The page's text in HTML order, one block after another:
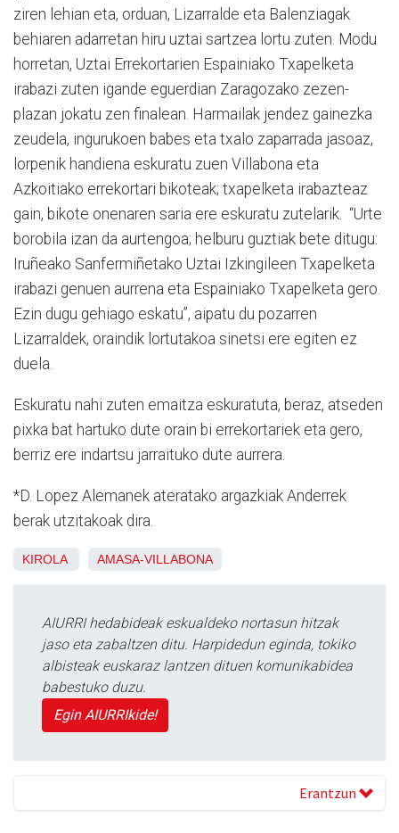
ziren lehian eta, orduan, Lizarralde eta Balenziagak
behiaren adarretan hiru uztai sartzea lortu zuten. Modu
horretan, Uztai Errekortarien Espainiako Txapelketa
irabazi zuten igande eguerdian Zaragozako zezen-
plazan jokatu zen finalean. Harmailak jendez gainezka
zeudela, ingurukoen babes eta txalo zaparrada jasoaz,
lorpenik handiena eskuratu zuen Villabona eta
Azkoitiako errekortari bikoteak; txapelketa irabazteaz
gain, bikote onenaren saria ere eskuratu zutelarik. “Urte
borobila izan da aurtengoa; helburu guztiak bete ditugu:
Iruñeako Sanfermiñetako Uztai Izkingileen Txapelketa
irabazi genuen aurrena eta Espainiako Txapelketa gero.
Ezin dugu gehiago eskatu”, aipatu du pozarren
Lizarraldek, oraindik lortutakoa sinetsi ere egiten ez
duela.
Eskuratu nahi zuten emaitza eskuratuta, beraz, atseden
pixka bat hartuko dute orain bi errekortariek eta gero,
berriz ere indartsu jarraituko dute aurrera.
*D. Lopez Alemanek ateratako argazkiak Anderrek
berak utzitakoak dira.
KIROLA AMASA-VILLABONA
AIURRI hedabideak eskualdeko nortasun hitzak
jaso eta zabaltzen ditu. Harpidedun eginda, tokiko
albisteak euskaraz lantzen dituen komunikabidea
babestuko duzu.
Egin AIURRIkide!
Erantzun